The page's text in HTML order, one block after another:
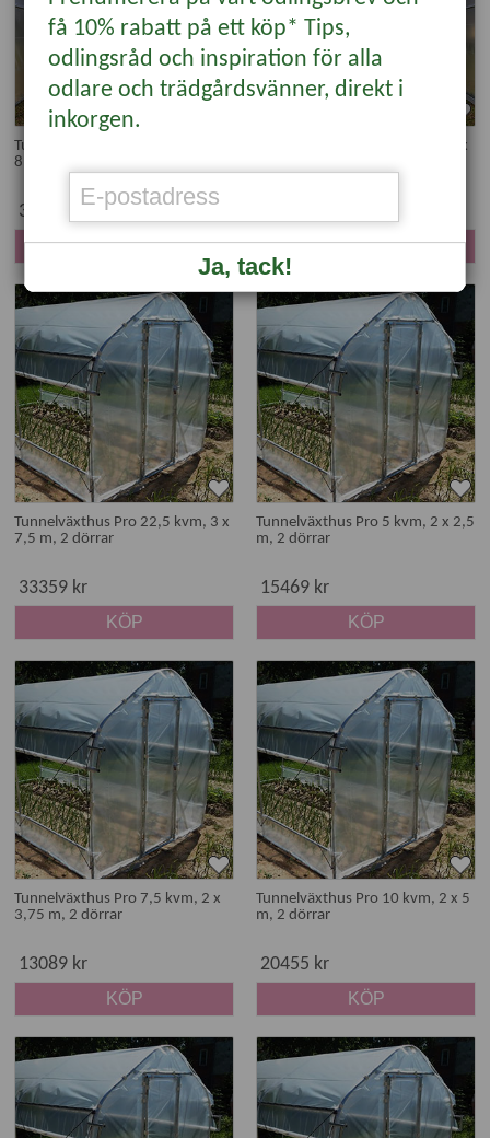
Tunnelväxthus Spira 35 kvm, 4 x
8,75 m, 2 dörrar
30895 kr
KÖP
Tunnelväxthus Spira 40 kvm, 4 x
KÖP
Tunnelväxthus Pro 22,5 kvm, 3 x
7,5 m, 2 dörrar
33359 kr
KÖP
Tunnelväxthus Pro 5 kvm, 2 x 2,5
m, 2 dörrar
15469 kr
KÖP
Tunnelväxthus Pro 7,5 kvm, 2 x
3,75 m, 2 dörrar
13089 kr
KÖP
Tunnelväxthus Pro 10 kvm, 2 x 5
m, 2 dörrar
20455 kr
KÖP
få 10% rabatt på ett köp* Tips,
odlingsråd och inspiration för alla
odlare och trädgårdsvänner, direkt i
inkorgen.
Ja, tack!